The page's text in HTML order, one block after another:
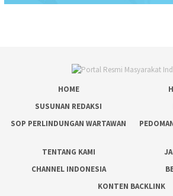
HOME
SUSUNAN REDAKSI
SOP PERLINDUNGAN WARTAWAN
TENTANG KAMI
CHANNEL INDONESIA
KONTEN BACKLINK